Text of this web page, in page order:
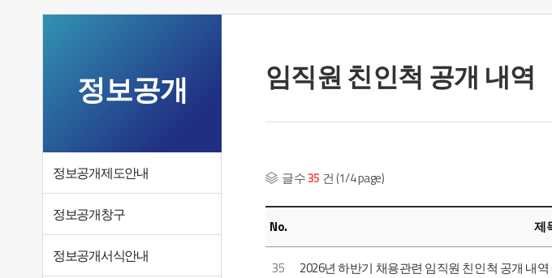
정보공개
정보공개제도안내
정보공개창구
정보공개서식안내
임직원 친인척 공개 내역
글수35 건 (1/4 page)
No. 제
35 2026년 하반기 채용관련 임직원 친인척 공개 내